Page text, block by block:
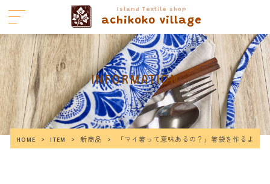
Island Textile shop
achikoko village
INFORMATION
HOME > ITEM > 新商品 > 「マイ箸って意味あるの？」箸袋を作るよう